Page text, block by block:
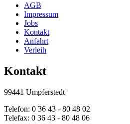
AGB
Impressum
Jobs
Kontakt
Anfahrt
Verleih
Kontakt
99441 Umpferstedt
Telefon: 0 36 43 - 80 48 02
Telefax: 0 36 43 - 80 48 06